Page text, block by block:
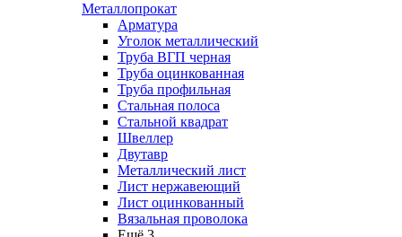
Металлопрокат
Арматура
Уголок металлический
Труба ВГП черная
Труба оцинкованная
Труба профильная
Стальная полоса
Стальной квадрат
Швеллер
Двутавр
Металлический лист
Лист нержавеющий
Лист оцинкованный
Вязальная проволока